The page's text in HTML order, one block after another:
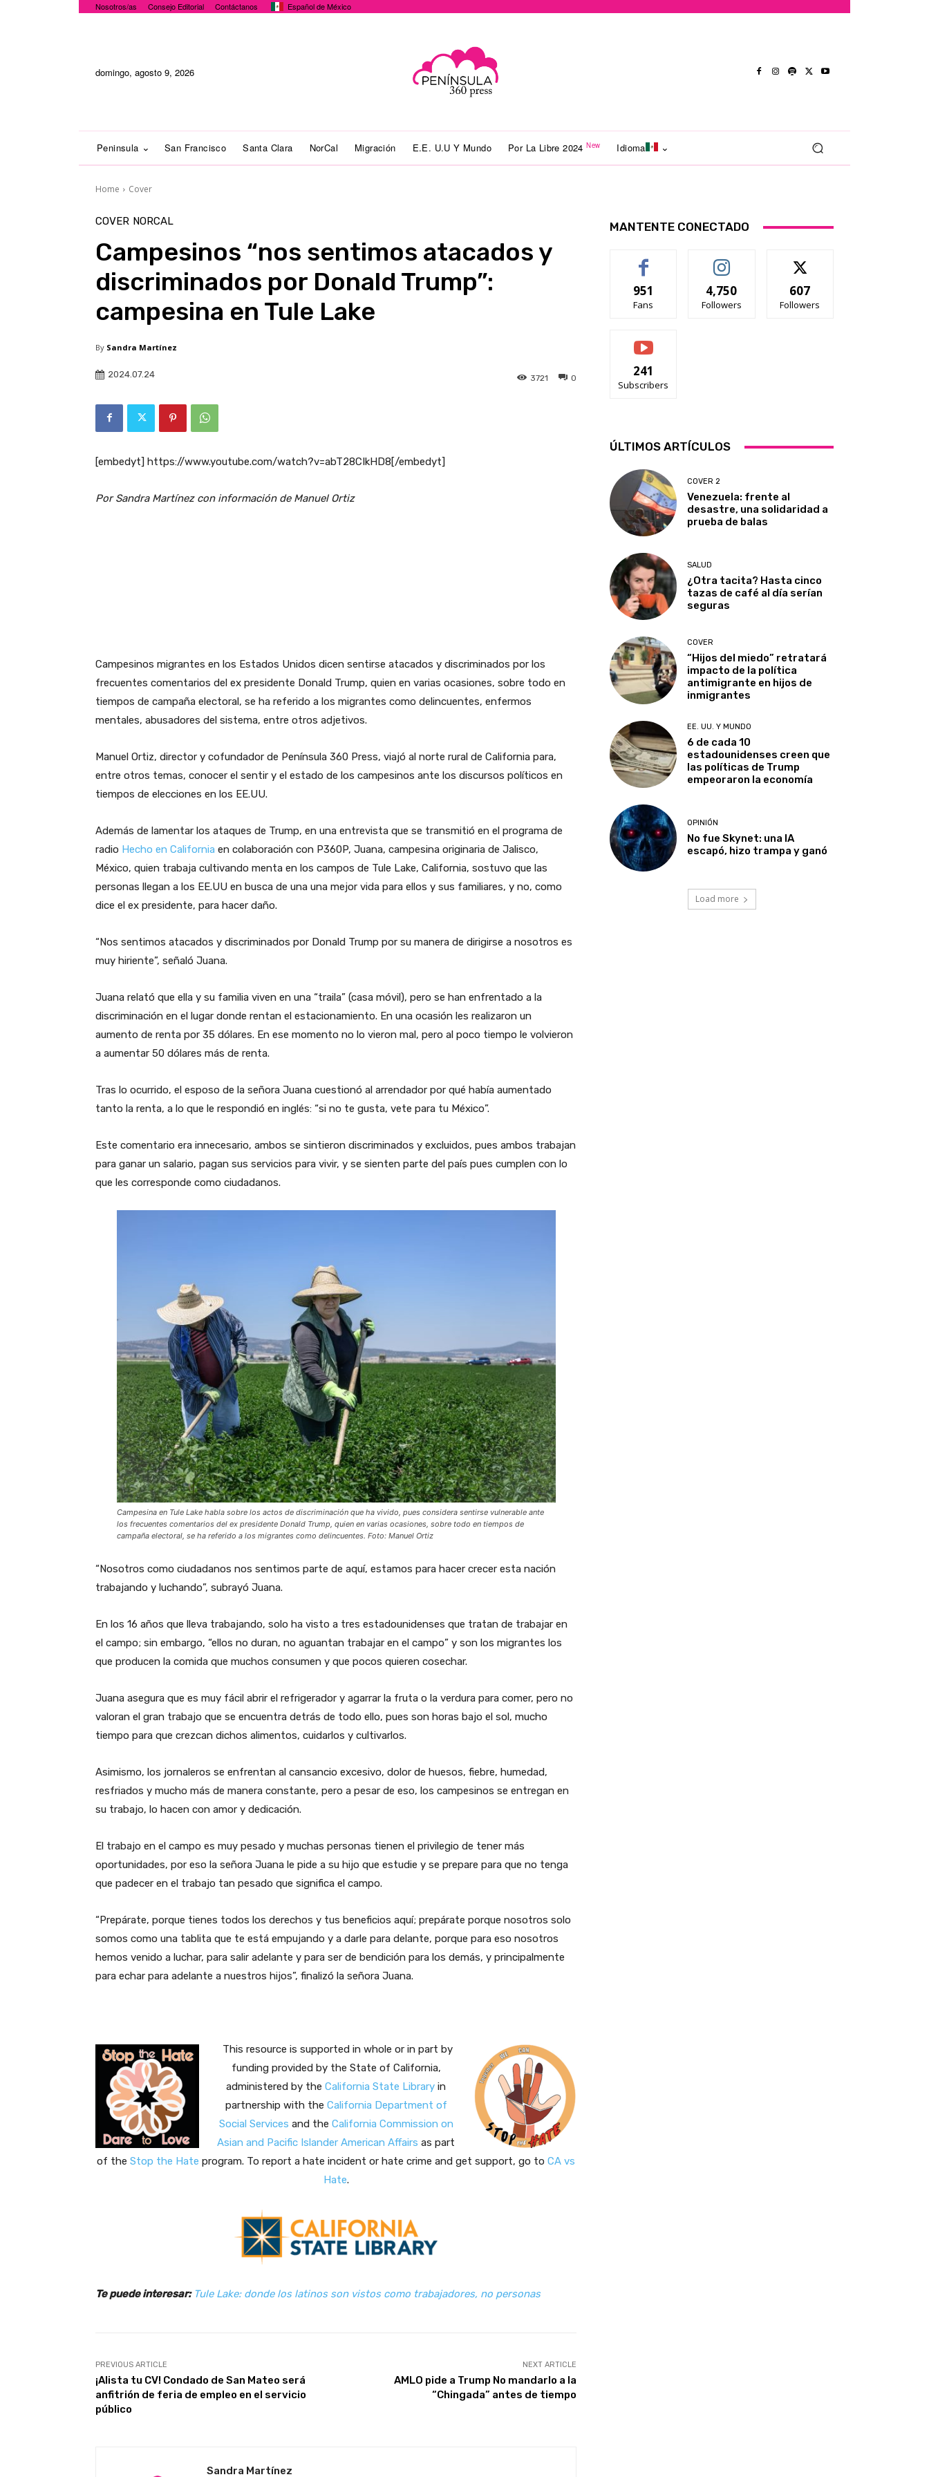
Nosotros/as Consejo Editorial Contáctanos Español de México
domingo, agosto 9, 2026
Peninsula San Francisco Santa Clara NorCal Migración E.E. U.U Y Mundo Por La Libre 2024New Idioma
Home Cover
COVER NORCAL
Campesinos “nos sentimos atacados y
discriminados por Donald Trump”:
campesina en Tule Lake
By Sandra Martínez
2024.07.24 0
3721
[embedyt] https://www.youtube.com/watch?v=abT28CIkHD8[/embedyt]
Por Sandra Martínez con información de Manuel Ortiz
Campesinos migrantes en los Estados Unidos dicen sentirse atacados y discriminados por los
frecuentes comentarios del ex presidente Donald Trump, quien en varias ocasiones, sobre todo en
tiempos de campaña electoral, se ha referido a los migrantes como delincuentes, enfermos
mentales, abusadores del sistema, entre otros adjetivos.
Manuel Ortiz, director y cofundador de Península 360 Press, viajó al norte rural de California para,
entre otros temas, conocer el sentir y el estado de los campesinos ante los discursos políticos en
tiempos de elecciones en los EE.UU.
Además de lamentar los ataques de Trump, en una entrevista que se transmitió en el programa de
radio Hecho en California en colaboración con P360P, Juana, campesina originaria de Jalisco,
México, quien trabaja cultivando menta en los campos de Tule Lake, California, sostuvo que las
personas llegan a los EE.UU en busca de una una mejor vida para ellos y sus familiares, y no, como
dice el ex presidente, para hacer daño.
“Nos sentimos atacados y discriminados por Donald Trump por su manera de dirigirse a nosotros es
muy hiriente”, señaló Juana.
Juana relató que ella y su familia viven en una “traila” (casa móvil), pero se han enfrentado a la
discriminación en el lugar donde rentan el estacionamiento. En una ocasión les realizaron un
aumento de renta por 35 dólares. En ese momento no lo vieron mal, pero al poco tiempo le volvieron
a aumentar 50 dólares más de renta.
Tras lo ocurrido, el esposo de la señora Juana cuestionó al arrendador por qué había aumentado
tanto la renta, a lo que le respondió en inglés: “si no te gusta, vete para tu México”.
Este comentario era innecesario, ambos se sintieron discriminados y excluidos, pues ambos trabajan
para ganar un salario, pagan sus servicios para vivir, y se sienten parte del país pues cumplen con lo
que les corresponde como ciudadanos.
Campesina en Tule Lake habla sobre los actos de discriminación que ha vivido, pues considera sentirse vulnerable ante
los frecuentes comentarios del ex presidente Donald Trump, quien en varias ocasiones, sobre todo en tiempos de
campaña electoral, se ha referido a los migrantes como delincuentes. Foto: Manuel Ortiz
“Nosotros como ciudadanos nos sentimos parte de aquí, estamos para hacer crecer esta nación
trabajando y luchando”, subrayó Juana.
En los 16 años que lleva trabajando, solo ha visto a tres estadounidenses que tratan de trabajar en
el campo; sin embargo, “ellos no duran, no aguantan trabajar en el campo” y son los migrantes los
que producen la comida que muchos consumen y que pocos quieren cosechar.
Juana asegura que es muy fácil abrir el refrigerador y agarrar la fruta o la verdura para comer, pero no
valoran el gran trabajo que se encuentra detrás de todo ello, pues son horas bajo el sol, mucho
tiempo para que crezcan dichos alimentos, cuidarlos y cultivarlos.
Asimismo, los jornaleros se enfrentan al cansancio excesivo, dolor de huesos, fiebre, humedad,
resfriados y mucho más de manera constante, pero a pesar de eso, los campesinos se entregan en
su trabajo, lo hacen con amor y dedicación.
El trabajo en el campo es muy pesado y muchas personas tienen el privilegio de tener más
oportunidades, por eso la señora Juana le pide a su hijo que estudie y se prepare para que no tenga
que padecer en el trabajo tan pesado que significa el campo.
“Prepárate, porque tienes todos los derechos y tus beneficios aquí; prepárate porque nosotros solo
somos como una tablita que te está empujando y a darle para delante, porque para eso nosotros
hemos venido a luchar, para salir adelante y para ser de bendición para los demás, y principalmente
para echar para adelante a nuestros hijos”, finalizó la señora Juana.
This resource is supported in whole or in part by
funding provided by the State of California,
administered by the California State Library in
partnership with the California Department of
Social Services and the California Commission on
Asian and Pacific Islander American Affairs as part
of the Stop the Hate program. To report a hate incident or hate crime and get support, go to CA vs
Hate.
Te puede interesar: Tule Lake: donde los latinos son vistos como trabajadores, no personas
PREVIOUS ARTICLE
¡Alista tu CV! Condado de San Mateo será
anfitrión de feria de empleo en el servicio
público
NEXT ARTICLE
AMLO pide a Trump No mandarlo a la
“Chingada” antes de tiempo
Sandra Martínez
MANTENTE CONECTADO
951
Fans
4,750
Followers
607
Followers
241
Subscribers
ÚLTIMOS ARTÍCULOS
COVER 2
Venezuela: frente al
desastre, una solidaridad a
prueba de balas
SALUD
¿Otra tacita? Hasta cinco
tazas de café al día serían
seguras
COVER
“Hijos del miedo” retratará
impacto de la política
antimigrante en hijos de
inmigrantes
EE. UU. Y MUNDO
6 de cada 10
estadounidenses creen que
las políticas de Trump
empeoraron la economía
OPINIÓN
No fue Skynet: una IA
escapó, hizo trampa y ganó
Load more